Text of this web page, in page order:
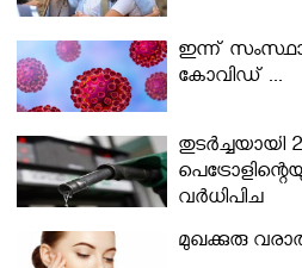
ഇന്ന്
കോവിഡ് ...
തുടർച്ചയായി
വര്‍ധിപ്പിച്ചു
മുഖക്കുരു